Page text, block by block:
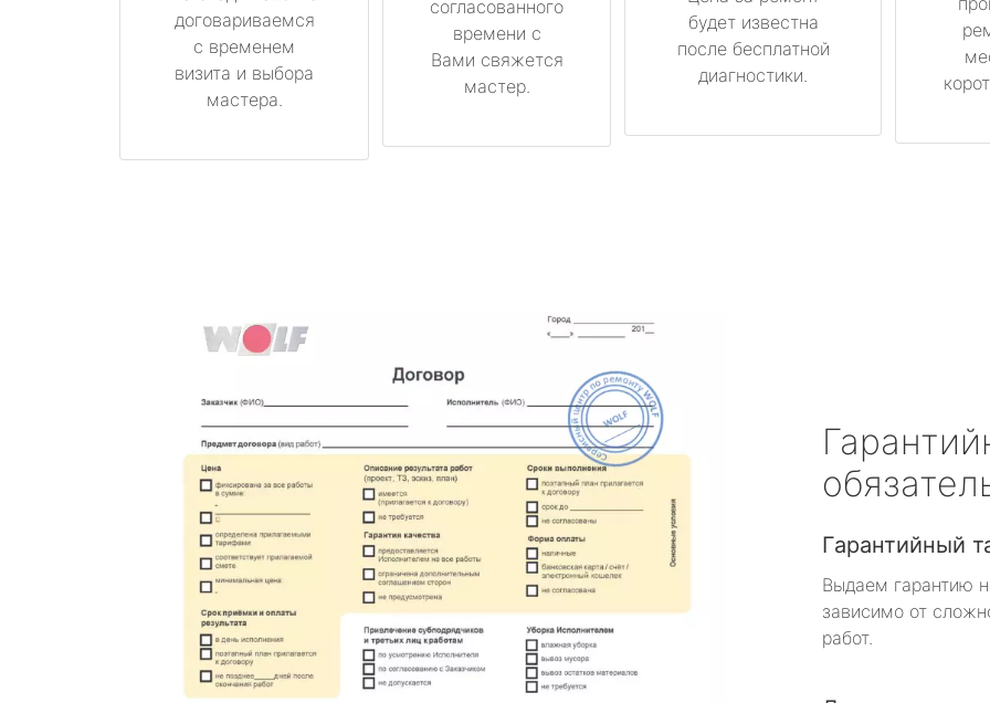
договариваемся
с временем
визита и выбора
мастера.
согласованного
времени с
Вами свяжется
мастер.
будет известна
после бесплатной
диагностики.
Гарантийный
Выдаем гарантию
зависимо от
работ.